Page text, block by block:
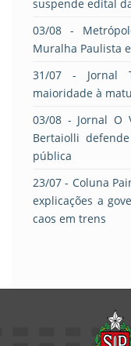
suspende edital
03/08 -
Muralha Paulista
31/07 - Jornal
maioridade à
03/08 - Jornal O
Bertaiolli
pública
23/07 - Coluna
explicações a
caos em trens